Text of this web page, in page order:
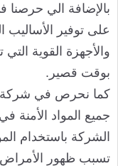
بالإضافة الي حرصنا
على توفير الأساليب
والأجهزة القوية
بوقت قصير.
كما نحرص في شركة
جميع المواد الأمنة
الشركة باستخدام
تسبب ظهور